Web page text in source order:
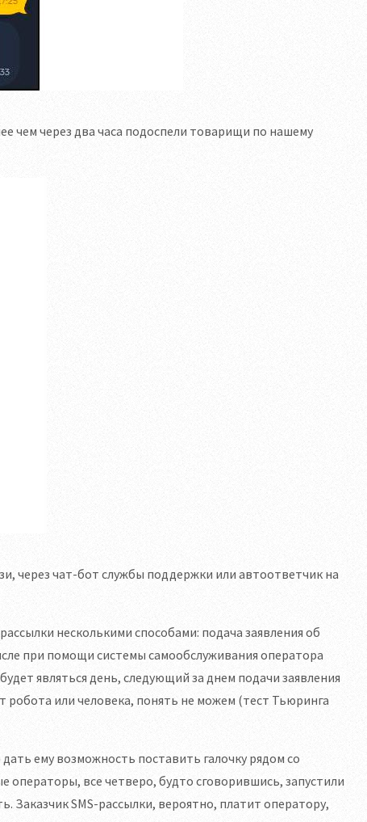
чем через два часа подоспели товарищи по нашему
через чат-бот службы поддержки или автоответчик на
несколькими способами: подача заявления об
при помощи системы самообслуживания оператора
являться день, следующий за днем подачи заявления
робота или человека, понять не можем (тест Тьюринга
ему возможность поставить галочку рядом со
операторы, все четверо, будто сговорившись, запустили
Заказчик SMS-рассылки, вероятно, платит оператору,